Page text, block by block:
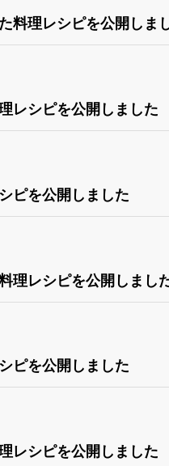
料理レシピを公開しま
レシピを公開しました
ピを公開しました
理レシピを公開しまし
ピを公開しました
レシピを公開しました